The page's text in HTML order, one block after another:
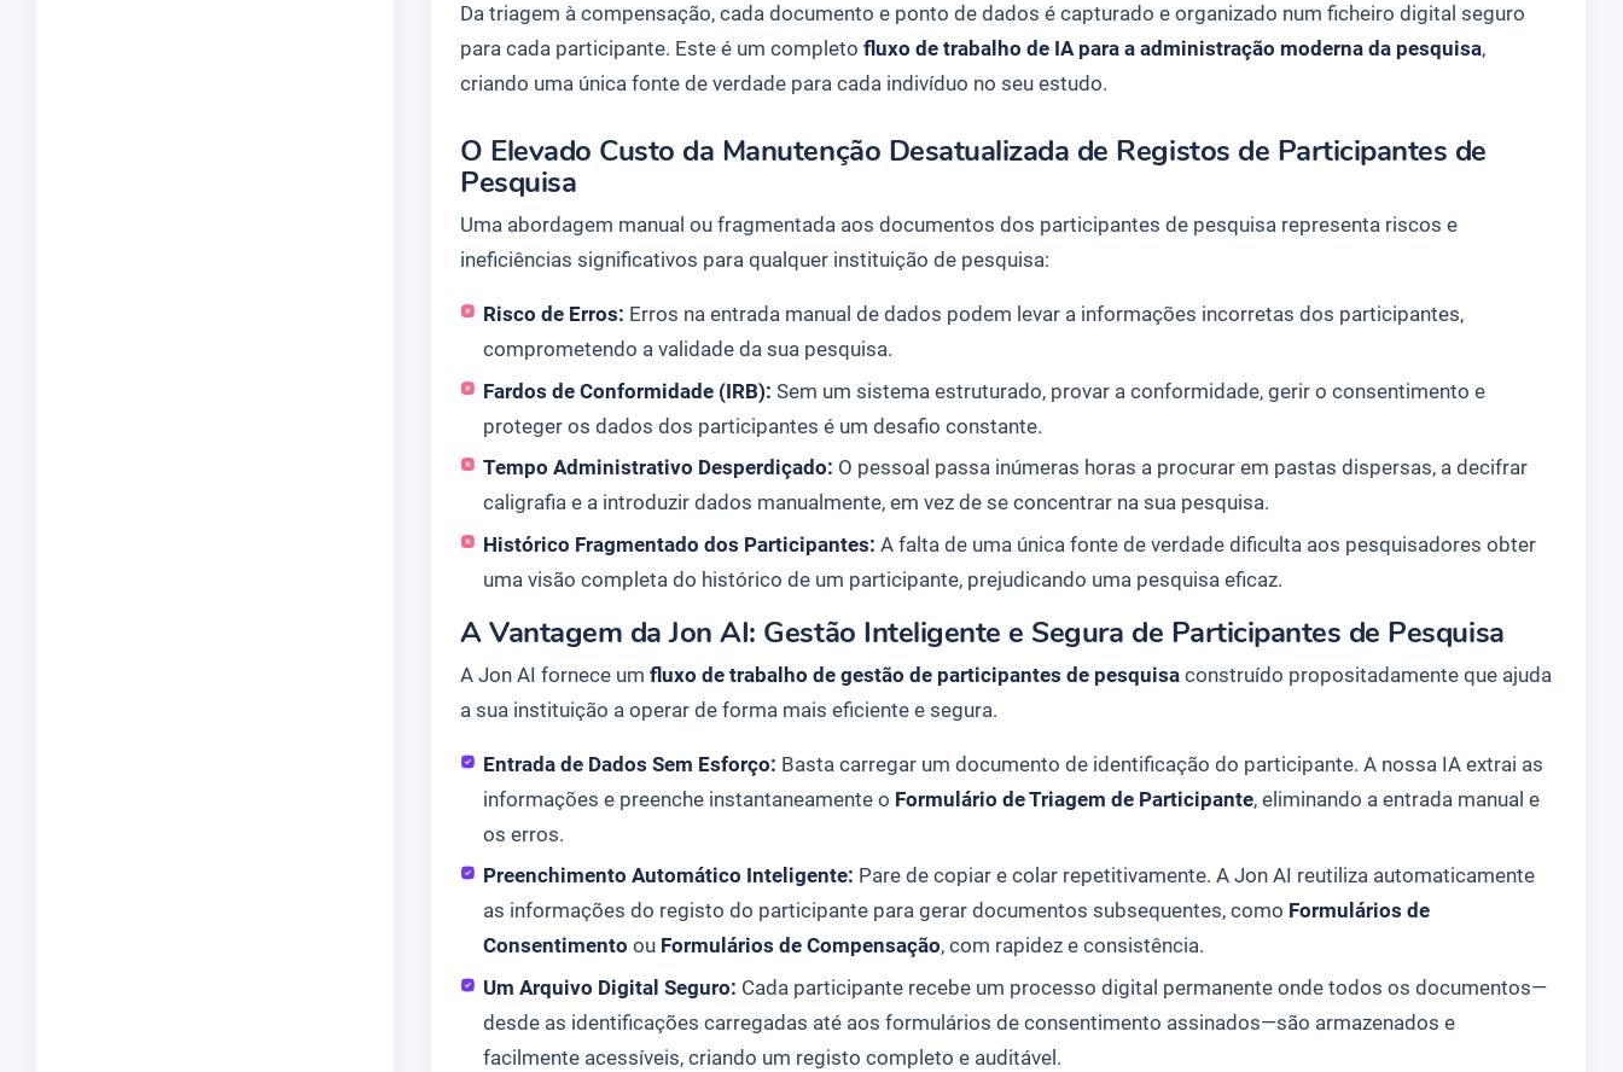
Da triagem à compensação, cada documento e ponto de dados é capturado e organizado num ficheiro digital seguro
para cada participante. Este é um completo fluxo de trabalho de IA para a administração moderna da pesquisa,
criando uma única fonte de verdade para cada indivíduo no seu estudo.
O Elevado Custo da Manutenção Desatualizada de Registos de Participantes de
Pesquisa
Uma abordagem manual ou fragmentada aos documentos dos participantes de pesquisa representa riscos e
ineficiências significativos para qualquer instituição de pesquisa:
Risco de Erros: Erros na entrada manual de dados podem levar a informações incorretas dos participantes,
comprometendo a validade da sua pesquisa.
Fardos de Conformidade (IRB): Sem um sistema estruturado, provar a conformidade, gerir o consentimento e
proteger os dados dos participantes é um desafio constante.
Tempo Administrativo Desperdiçado: O pessoal passa inúmeras horas a procurar em pastas dispersas, a decifrar
caligrafia e a introduzir dados manualmente, em vez de se concentrar na sua pesquisa.
Histórico Fragmentado dos Participantes: A falta de uma única fonte de verdade dificulta aos pesquisadores obter
uma visão completa do histórico de um participante, prejudicando uma pesquisa eficaz.
A Vantagem da Jon AI: Gestão Inteligente e Segura de Participantes de Pesquisa
A Jon AI fornece um fluxo de trabalho de gestão de participantes de pesquisa construído propositadamente que ajuda
a sua instituição a operar de forma mais eficiente e segura.
Entrada de Dados Sem Esforço: Basta carregar um documento de identificação do participante. A nossa IA extrai as
informações e preenche instantaneamente o Formulário de Triagem de Participante, eliminando a entrada manual e
os erros.
Preenchimento Automático Inteligente: Pare de copiar e colar repetitivamente. A Jon AI reutiliza automaticamente
as informações do registo do participante para gerar documentos subsequentes, como Formulários de
Consentimento ou Formulários de Compensação, com rapidez e consistência.
Um Arquivo Digital Seguro: Cada participante recebe um processo digital permanente onde todos os documentos—
desde as identificações carregadas até aos formulários de consentimento assinados—são armazenados e
facilmente acessíveis, criando um registo completo e auditável.